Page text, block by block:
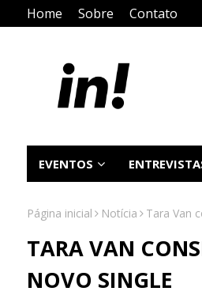
Home Sobre Contato
EVENTOS
Página inicial Notícia Tara Van
TARA VAN
NOVO SINGLE